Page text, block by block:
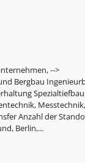
-->
Spezialtiefbau
Messtechnik,
Berlin,...